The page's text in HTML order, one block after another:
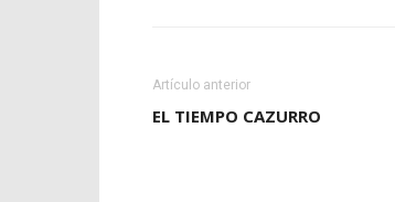
Artículo anterior
EL TIEMPO CAZURRO